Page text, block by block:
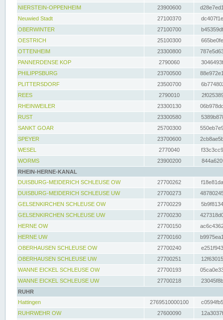
NIERSTEIN-OPPENHEIM
23900600
Neuwied Stadt
27100370
OBERWINTER
27100700
OESTRICH
25100300
OTTENHEIM
23300800
PANNERDENSE KOP
2790060
PHILIPPSBURG
23700500
PLITTERSDORF
23500700
REES
2790010
RHEINWEILER
23300130
RUST
23300580
SANKT GOAR
25700300
SPEYER
23700600
WESEL
2770040
WORMS
23900200
RHEIN-HERNE-KANAL
DUISBURG-MEIDERICH SCHLEUSE OW
27700262
DUISBURG-MEIDERICH SCHLEUSE UW
27700273
GELSENKIRCHEN SCHLEUSE OW
27700229
GELSENKIRCHEN SCHLEUSE UW
27700230
HERNE OW
27700150
HERNE UW
27700160
OBERHAUSEN SCHLEUSE OW
27700240
OBERHAUSEN SCHLEUSE UW
27700251
WANNE EICKEL SCHLEUSE OW
27700193
WANNE EICKEL SCHLEUSE UW
27700218
RUHR
Hattingen
2769510000100
RUHRWEHR OW
27600090